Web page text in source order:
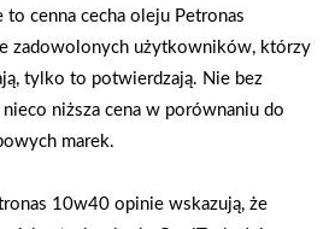
to cenna cecha oleju Petronas
zadowolonych użytkowników, którzy
tylko to potwierdzają. Nie bez
niższa cena w porównaniu do
marek.
10w40 opinie wskazują, że